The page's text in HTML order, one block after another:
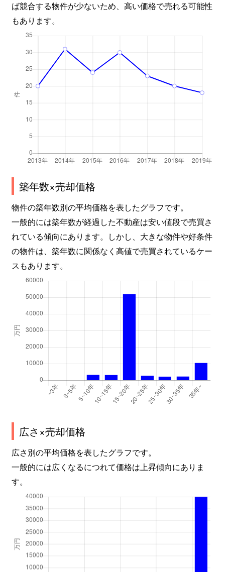
ば競合する物件が少ないため、高い価格で売れる可能性
もあります。
築年数×売却価格
物件の築年数別の平均価格を表したグラフです。
一般的には築年数が経過した不動産は安い値段で売買さ
れている傾向にあります。しかし、大きな物件や好条件
の物件は、築年数に関係なく高値で売買されているケー
スもあります。
広さ×売却価格
広さ別の平均価格を表したグラフです。
一般的には広くなるにつれて価格は上昇傾向にありま
す。